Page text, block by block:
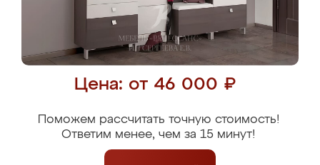
Цена: от 46 000 ₽
Поможем рассчитать точную стоимость!
Ответим менее, чем за 15 минут!